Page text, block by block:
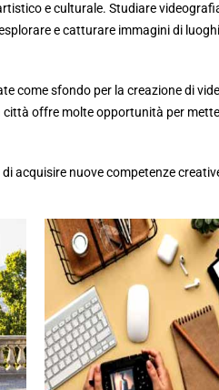
e culturale. Studiare
e catturare immagini di
come sfondo per la creazione di
offre molte opportunità per
acquisire nuove competenze